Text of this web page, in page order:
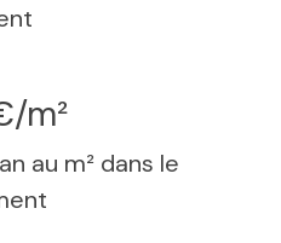
m²
au m² dans le